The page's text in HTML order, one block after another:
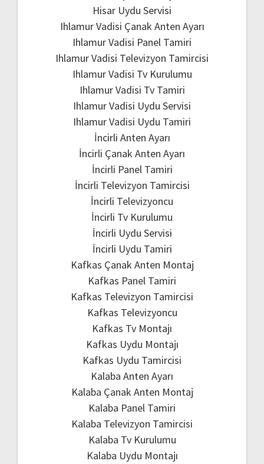
Hisar Uydu Servisi
Ihlamur Vadisi Çanak Anten Ayarı
Ihlamur Vadisi Panel Tamiri
Ihlamur Vadisi Televizyon Tamircisi
Ihlamur Vadisi Tv Kurulumu
Ihlamur Vadisi Tv Tamiri
Ihlamur Vadisi Uydu Servisi
Ihlamur Vadisi Uydu Tamiri
İncirli Anten Ayarı
İncirli Çanak Anten Ayarı
İncirli Panel Tamiri
İncirli Televizyon Tamircisi
İncirli Televizyoncu
İncirli Tv Kurulumu
İncirli Uydu Servisi
İncirli Uydu Tamiri
Kafkas Çanak Anten Montaj
Kafkas Panel Tamiri
Kafkas Televizyon Tamircisi
Kafkas Televizyoncu
Kafkas Tv Montajı
Kafkas Uydu Montajı
Kafkas Uydu Tamircisi
Kalaba Anten Ayarı
Kalaba Çanak Anten Montaj
Kalaba Panel Tamiri
Kalaba Televizyon Tamircisi
Kalaba Tv Kurulumu
Kalaba Uydu Montajı